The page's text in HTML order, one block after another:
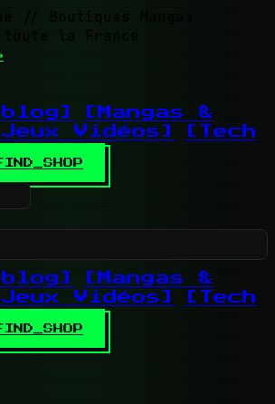
// Boutiques Mangas
toute la France
[Mangas &
Vidéos]
[Tech
[Mangas &
Vidéos]
[Tech